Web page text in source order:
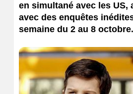
en simultané avec les
avec des enquêtes
semaine du 2 au 8 octobre.